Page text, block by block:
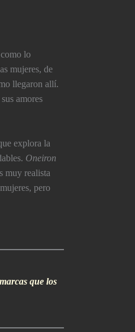
lo
mujeres, de
llegaron allí­.
amores
explora la
Oneiron
muy realista
pero
que los